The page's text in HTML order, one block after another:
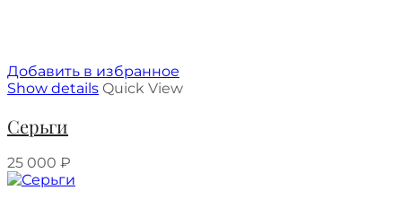
Добавить в избранное
Show details Quick View
Серьги
25 000 ₽